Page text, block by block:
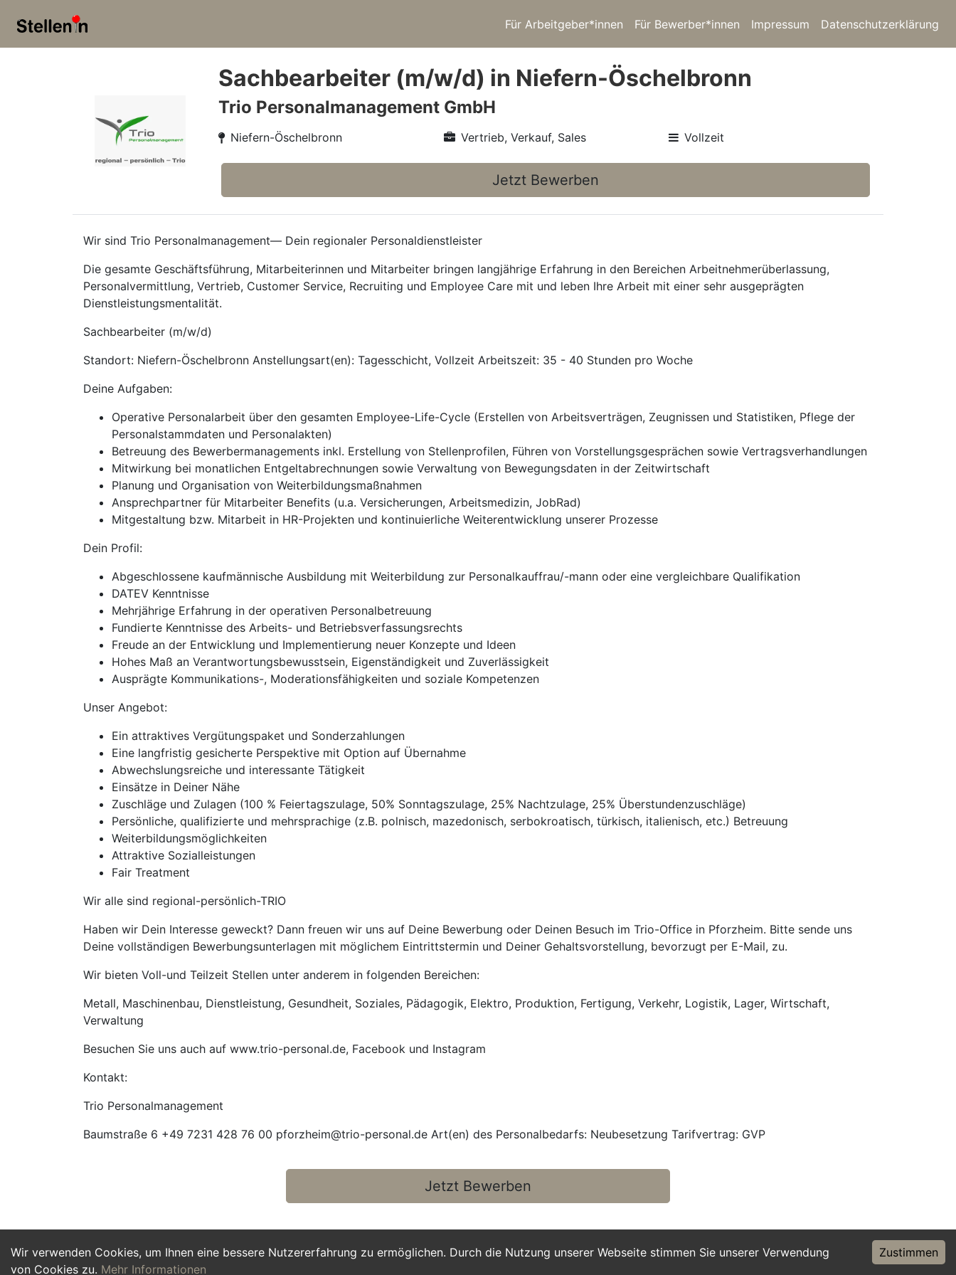
Für Arbeitgeber*innen Für Bewerber*innen Impressum Datenschutzerklärung
Wir verwenden Cookies, um Ihnen eine bessere Nutzererfahrung zu ermöglichen. Durch die Nutzung unserer Webseite stimmen Sie unserer Verwendung
von Cookies zu. Mehr Informationen
Zustimmen
Sachbearbeiter (m/w/d) in Niefern-Öschelbronn
Trio Personalmanagement GmbH
Niefern-Öschelbronn Vertrieb, Verkauf, Sales Vollzeit
Jetzt Bewerben
Wir sind Trio Personalmanagement— Dein regionaler Personaldienstleister
Die gesamte Geschäftsführung, Mitarbeiterinnen und Mitarbeiter bringen langjährige Erfahrung in den Bereichen Arbeitnehmerüberlassung,
Personalvermittlung, Vertrieb, Customer Service, Recruiting und Employee Care mit und leben Ihre Arbeit mit einer sehr ausgeprägten
Dienstleistungsmentalität.
Sachbearbeiter (m/w/d)
Standort: Niefern-Öschelbronn Anstellungsart(en): Tagesschicht, Vollzeit Arbeitszeit: 35 - 40 Stunden pro Woche
Deine Aufgaben:
Operative Personalarbeit über den gesamten Employee-Life-Cycle (Erstellen von Arbeitsverträgen, Zeugnissen und Statistiken, Pflege der
Personalstammdaten und Personalakten)
Betreuung des Bewerbermanagements inkl. Erstellung von Stellenprofilen, Führen von Vorstellungsgesprächen sowie Vertragsverhandlungen
Mitwirkung bei monatlichen Entgeltabrechnungen sowie Verwaltung von Bewegungsdaten in der Zeitwirtschaft
Planung und Organisation von Weiterbildungsmaßnahmen
Ansprechpartner für Mitarbeiter Benefits (u.a. Versicherungen, Arbeitsmedizin, JobRad)
Mitgestaltung bzw. Mitarbeit in HR-Projekten und kontinuierliche Weiterentwicklung unserer Prozesse
Dein Profil:
Abgeschlossene kaufmännische Ausbildung mit Weiterbildung zur Personalkauffrau/-mann oder eine vergleichbare Qualifikation
DATEV Kenntnisse
Mehrjährige Erfahrung in der operativen Personalbetreuung
Fundierte Kenntnisse des Arbeits- und Betriebsverfassungsrechts
Freude an der Entwicklung und Implementierung neuer Konzepte und Ideen
Hohes Maß an Verantwortungsbewusstsein, Eigenständigkeit und Zuverlässigkeit
Ausprägte Kommunikations-, Moderationsfähigkeiten und soziale Kompetenzen
Unser Angebot:
Ein attraktives Vergütungspaket und Sonderzahlungen
Eine langfristig gesicherte Perspektive mit Option auf Übernahme
Abwechslungsreiche und interessante Tätigkeit
Einsätze in Deiner Nähe
Zuschläge und Zulagen (100 % Feiertagszulage, 50% Sonntagszulage, 25% Nachtzulage, 25% Überstundenzuschläge)
Persönliche, qualifizierte und mehrsprachige (z.B. polnisch, mazedonisch, serbokroatisch, türkisch, italienisch, etc.) Betreuung
Weiterbildungsmöglichkeiten
Attraktive Sozialleistungen
Fair Treatment
Wir alle sind regional-persönlich-TRIO
Haben wir Dein Interesse geweckt? Dann freuen wir uns auf Deine Bewerbung oder Deinen Besuch im Trio-Office in Pforzheim. Bitte sende uns
Deine vollständigen Bewerbungsunterlagen mit möglichem Eintrittstermin und Deiner Gehaltsvorstellung, bevorzugt per E-Mail, zu.
Wir bieten Voll-und Teilzeit Stellen unter anderem in folgenden Bereichen:
Metall, Maschinenbau, Dienstleistung, Gesundheit, Soziales, Pädagogik, Elektro, Produktion, Fertigung, Verkehr, Logistik, Lager, Wirtschaft,
Verwaltung
Besuchen Sie uns auch auf www.trio-personal.de, Facebook und Instagram
Kontakt:
Trio Personalmanagement
Baumstraße 6 +49 7231 428 76 00 pforzheim@trio-personal.de Art(en) des Personalbedarfs: Neubesetzung Tarifvertrag: GVP
Jetzt Bewerben